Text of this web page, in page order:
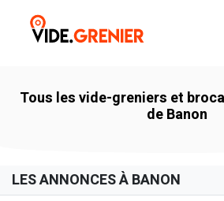
Tous les vide-greniers et
de Banon
LES ANNONCES À BANON